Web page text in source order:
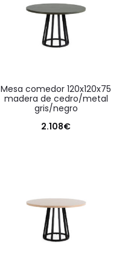
mesa comedor 120x120x75
madera de cedro/metal
gris/negro
2.108€